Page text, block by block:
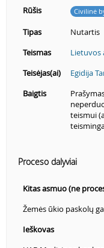
Rūšis
Civilinė
Tipas
Nutartis
Teismas
Lietuvos
Teisėjas(ai)
Egidija
Baigtis
teismui
Proceso dalyviai
Kitas asmuo (ne
Žemės ūkio paskolų
Ieškovas